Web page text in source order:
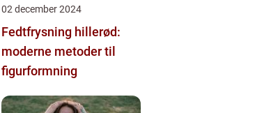
02 december 2024
Fedtfrysning hillerød:
moderne metoder til
figurformning